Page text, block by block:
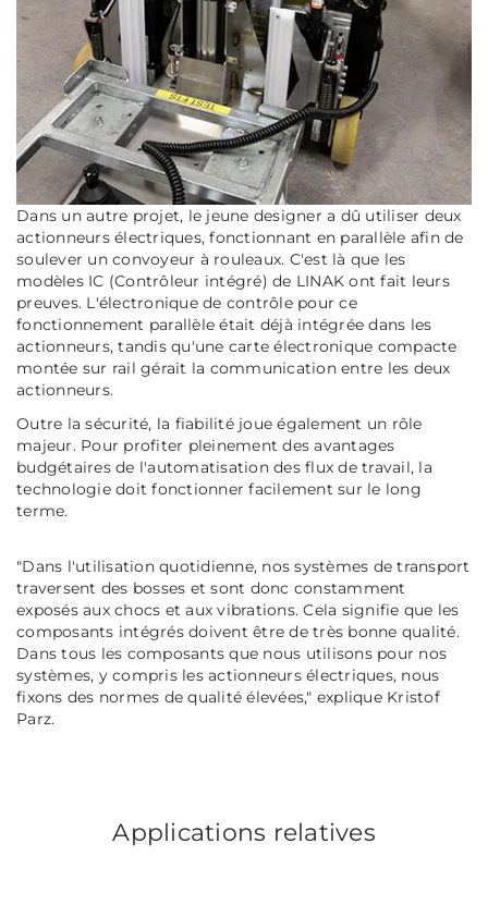
Dans un autre projet, le jeune designer a dû utiliser deux
actionneurs électriques, fonctionnant en parallèle afin de
soulever un convoyeur à rouleaux. C'est là que les
modèles IC (Contrôleur intégré) de LINAK ont fait leurs
preuves. L'électronique de contrôle pour ce
fonctionnement parallèle était déjà intégrée dans les
actionneurs, tandis qu'une carte électronique compacte
montée sur rail gérait la communication entre les deux
actionneurs.
Outre la sécurité, la fiabilité joue également un rôle
majeur. Pour profiter pleinement des avantages
budgétaires de l'automatisation des flux de travail, la
technologie doit fonctionner facilement sur le long
terme.
"Dans l'utilisation quotidienne, nos systèmes de transport
traversent des bosses et sont donc constamment
exposés aux chocs et aux vibrations. Cela signifie que les
composants intégrés doivent être de très bonne qualité.
Dans tous les composants que nous utilisons pour nos
systèmes, y compris les actionneurs électriques, nous
fixons des normes de qualité élevées," explique Kristof
Parz.
Applications relatives